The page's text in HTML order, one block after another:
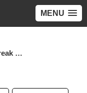
MENU
Nobreak 600va